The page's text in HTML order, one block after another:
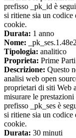
prefisso _pk_id è
si ritiene sia un
cookie.
Durata: 1 anno
Nome: _pk_ses.1.48e2
Tipologia: analitico
Proprieta: Prime Parti
Descrizione: Questo
analisi web open
proprietari di siti Web
misurare le
prefisso _pk_ses è
si ritiene sia un
cookie.
Durata: 30 minuti